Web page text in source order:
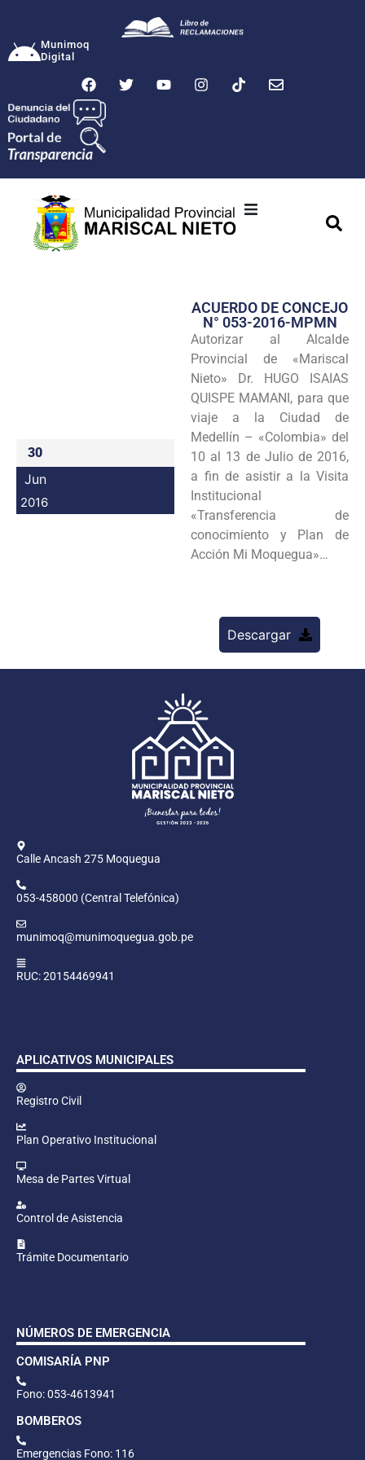
Munimoq
Digital
Transparencia
Programas
Intranet
30
Jun
2016
ACUERDO DE CONCEJO
N° 053-2016-MPMN
Autorizar al Alcalde
Provincial de «Mariscal
Nieto» Dr. HUGO ISAIAS
QUISPE MAMANI, para que
viaje a la Ciudad de
Medellín – «Colombia» del
10 al 13 de Julio de 2016,
a fin de asistir a la Visita
Institucional
«Transferencia de
conocimiento y Plan de
Acción Mi Moquegua»…
Descargar
Calle Ancash 275 Moquegua
053-458000 (Central Telefónica)
munimoq@munimoquegua.gob.pe
RUC: 20154469941
APLICATIVOS MUNICIPALES
Registro Civil
Plan Operativo Institucional
Mesa de Partes Virtual
Control de Asistencia
Trámite Documentario
NÚMEROS DE EMERGENCIA
COMISARÍA PNP
Fono: 053-4613941
BOMBEROS
Emergencias Fono: 116